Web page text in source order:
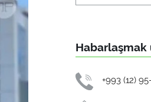
Habarlaşmak
+993 (12)